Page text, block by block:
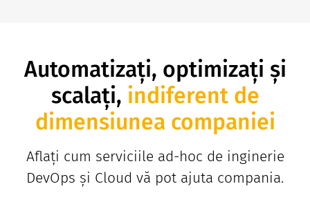
Automatizați, optimizați și
scalați, indiferent de
dimensiunea companiei
Aflați cum serviciile ad-hoc de inginerie
DevOps și Cloud vă pot ajuta compania.